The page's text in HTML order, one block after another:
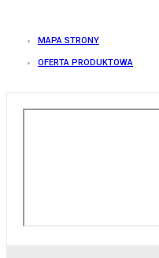
MAPA STRONY
OFERTA PRODUKTOWA